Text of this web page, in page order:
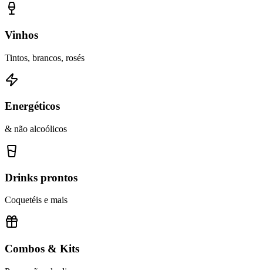
Vinhos
Tintos, brancos, rosés
Energéticos
& não alcoólicos
Drinks prontos
Coquetéis e mais
Combos & Kits